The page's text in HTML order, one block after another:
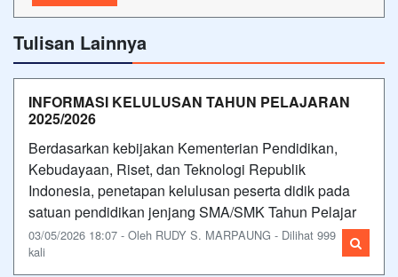
Tulisan Lainnya
INFORMASI KELULUSAN TAHUN PELAJARAN
2025/2026
Berdasarkan kebijakan Kementerian Pendidikan,
Kebudayaan, Riset, dan Teknologi Republik
Indonesia, penetapan kelulusan peserta didik pada
satuan pendidikan jenjang SMA/SMK Tahun Pelajar
03/05/2026 18:07 - Oleh RUDY S. MARPAUNG - Dilihat 999
kali